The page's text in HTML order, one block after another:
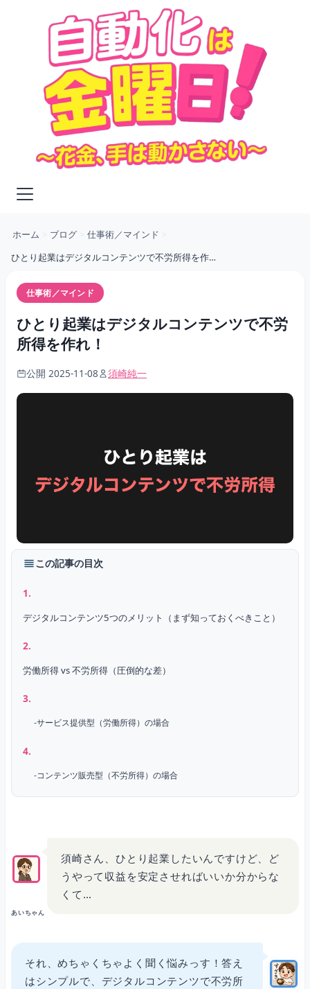
ホーム ブログ 仕事術／マインド
ひとり起業はデジタルコンテンツで不労所得を作れ！
仕事術／マインド
ひとり起業はデジタルコンテンツで不労
所得を作れ！
公開 2025-11-08 須崎純一
この記事の目次
デジタルコンテンツ5つのメリット（まず知っておくべきこと）
労働所得 vs 不労所得（圧倒的な差）
サービス提供型（労働所得）の場合
コンテンツ販売型（不労所得）の場合
具体的なシミュレーション
ジャンル選び（何について書くか）
あいちゃん
須崎さん、ひとり起業したいんですけど、ど
うやって収益を安定させればいいか分からな
くて…
それ、めちゃくちゃよく聞く悩みっす！答え
はシンプルで、デジタルコンテンツで不労所